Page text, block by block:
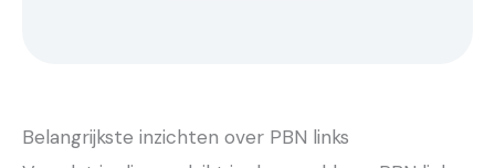
Belangrijkste inzichten over PBN links